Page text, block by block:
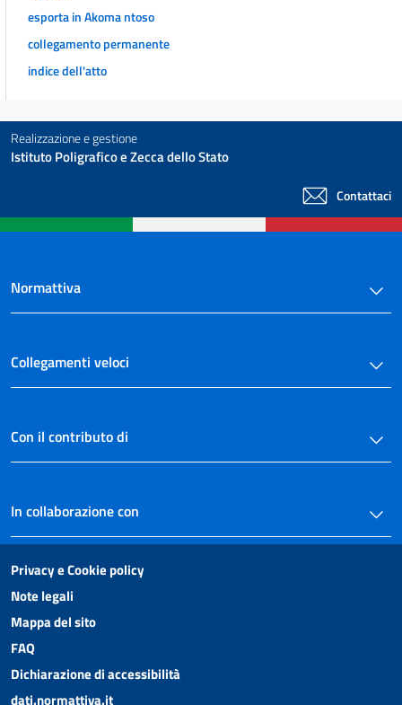
29 undecies
29 duodecies
((VALUTAZIONI AMBIENTALI INTERREGIONALI E TRANSFRONTALIERE))
32
34
35
37
38
42
45
46
esporta in Akoma ntoso
collegamento permanente
indice dell'atto
Realizzazione e gestione
Istituto Poligrafico e Zecca dello Stato
Contattaci
Normattiva
Collegamenti veloci
Con il contributo di
In collaborazione con
Privacy e Cookie policy
Note legali
Mappa del sito
FAQ
Dichiarazione di accessibilità
dati.normattiva.it